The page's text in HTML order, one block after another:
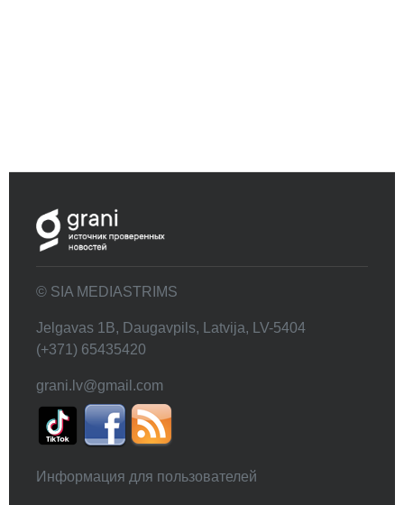
© SIA MEDIASTRIMS
Jelgavas 1B, Daugavpils, Latvija, LV-5404
(+371) 65435420
grani.lv@gmail.com
Информация для пользователей